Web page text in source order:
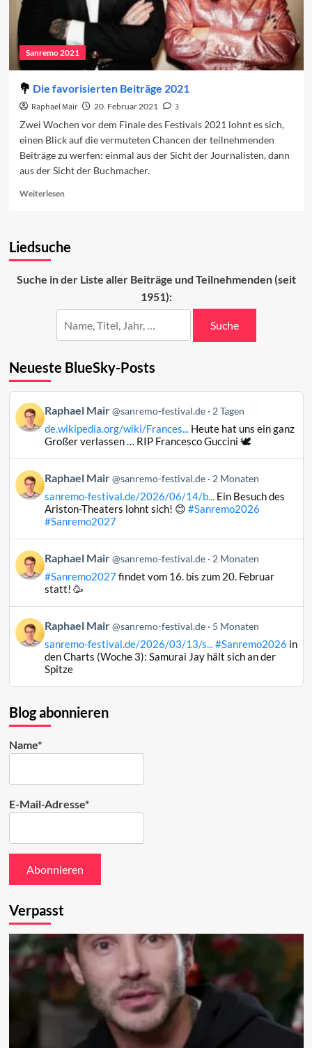
Sanremo 2021
Die favorisierten Beiträge 2021
Raphael Mair 20. Februar 2021
3
Zwei Wochen vor dem Finale des Festivals 2021 lohnt es sich,
einen Blick auf die vermuteten Chancen der teilnehmenden
Beiträge zu werfen: einmal aus der Sicht der Journalisten, dann
aus der Sicht der Buchmacher.
WeiterlesenRead
favorisierten
Liedsuche
Suche in der Liste aller Beiträge und Teilnehmenden (seit
1951):
Suche
Neueste BlueSky-Posts
Beitrag
von
Raphael
Bluesky
ansehen
Raphael Mair @sanremo-festival.de 2 Tagen
de.wikipedia.org/wiki/Frances...Heute hat uns ein ganz
Großer verlassen … RIP Francesco Guccini 🕊️
Beitrag
von
Raphael
ansehen
Raphael Mair @sanremo-festival.de 2 Monaten
sanremo-festival.de/2026/06/14/b...Ein Besuch des
Ariston-Theaters lohnt sich! 😊 #Sanremo2026
#Sanremo2027
Beitrag
von
Raphael
Bluesky
ansehen
Raphael Mair @sanremo-festival.de 2 Monaten
#Sanremo2027findet vom 16. bis zum 20. Februar
statt! 🥳
Beitrag
von
Raphael
ansehen
Raphael Mair @sanremo-festival.de 5 Monaten
sanremo-festival.de/2026/03/13/s...#Sanremo2026 in
den Charts (Woche 3): Samurai Jay hält sich an der
Spitze
Blog abonnieren
Name*
E-Mail-Adresse*
Verpasst